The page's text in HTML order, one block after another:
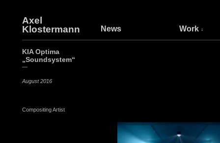
Axel
Klostermann
News Work
KIA Optima
„Soundsystem“
—
August 2016
Compositing Artist